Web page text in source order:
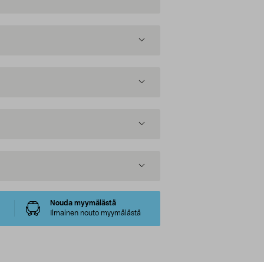
Nouda myymälästä
Ilmainen nouto myymälästä